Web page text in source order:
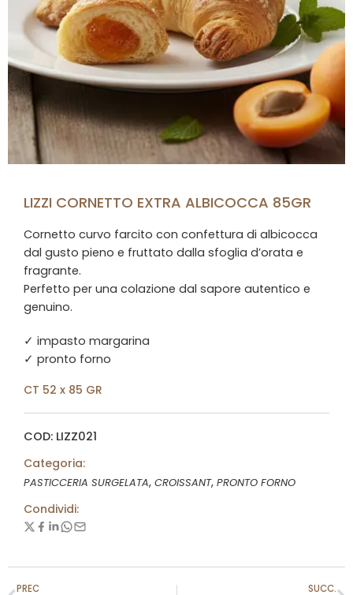
LIZZI CORNETTO EXTRA ALBICOCCA 85GR
Cornetto curvo farcito con confettura di albicocca
dal gusto pieno e fruttato dalla sfoglia d’orata e
fragrante.
Perfetto per una colazione dal sapore autentico e
genuino.
✓ impasto margarina
✓ pronto forno
CT 52 x 85 GR
COD: LIZZ021
Categoria:
PASTICCERIA SURGELATA, CROISSANT, PRONTO FORNO
Condividi:
PREC SUCC.